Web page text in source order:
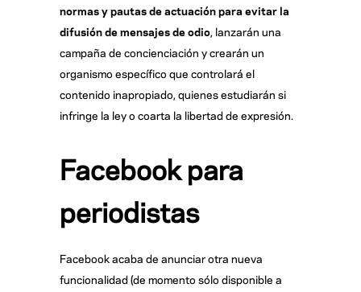
normas y pautas de actuación para evitar la
difusión de mensajes de odio, lanzarán una
campaña de concienciación y crearán un
organismo específico que controlará el
contenido inapropiado, quienes estudiarán si
infringe la ley o coarta la libertad de expresión.
Facebook para
periodistas
Facebook acaba de anunciar otra nueva
funcionalidad (de momento sólo disponible a